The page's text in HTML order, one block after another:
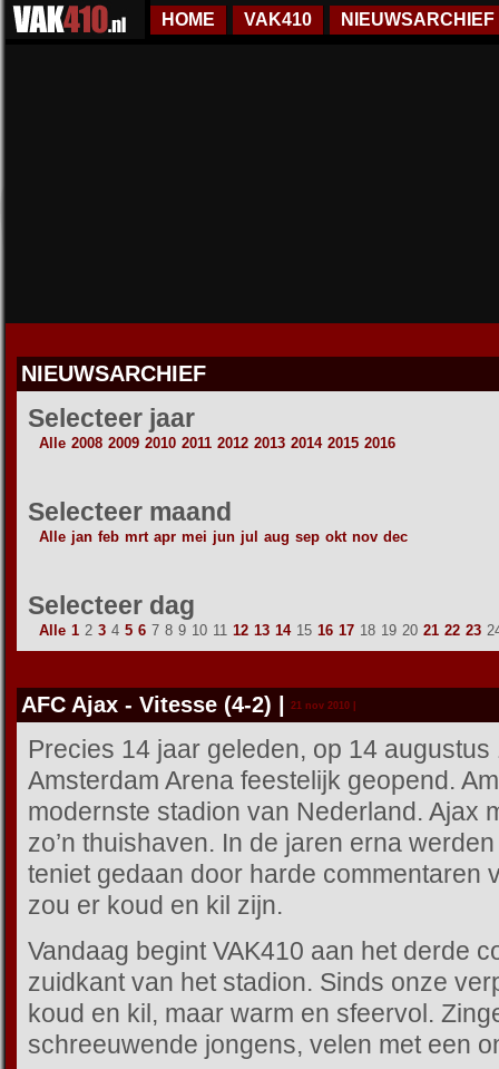
HOME VAK410 NIEUWSARCHIEF
NIEUWSARCHIEF
Selecteer jaar
Alle 2008 2009 2010 2011 2012 2013 2014 2015 2016
Selecteer maand
Alle jan feb mrt apr mei jun jul aug sep okt nov dec
Selecteer dag
Alle 1 2 3 4 5 6 7 8 9 10 11 12 13 14 15 16 17 18 19 20 21 22 23
AFC Ajax - Vitesse (4-2) 21 nov 2010 |
Precies 14 jaar geleden, op 14
Amsterdam Arena feestelijk geopend.
modernste stadion van Nederland. Ajax
zo’n thuishaven. In de jaren erna
teniet gedaan door harde commentaren
zou er koud en kil zijn.
Vandaag begint VAK410 aan het derde
zuidkant van het stadion. Sinds onze
koud en kil, maar warm en sfeervol.
schreeuwende jongens, velen met een